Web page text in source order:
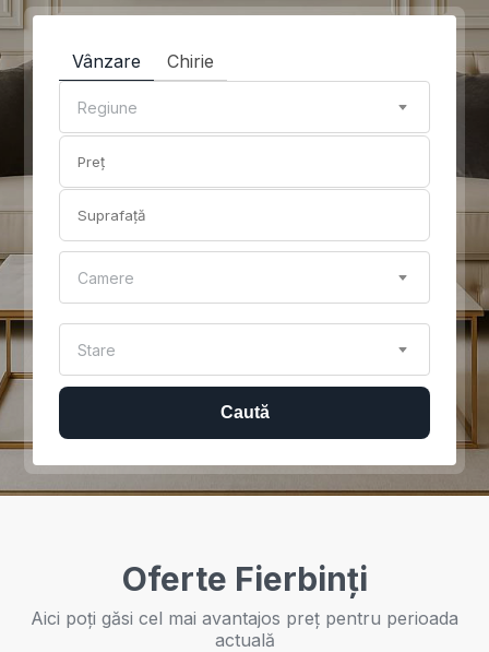
Vânzare Chirie
Regiune
Camere
Stare
Caută
Oferte Fierbinți
Aici poți găsi cel mai avantajos preț pentru perioada
actuală